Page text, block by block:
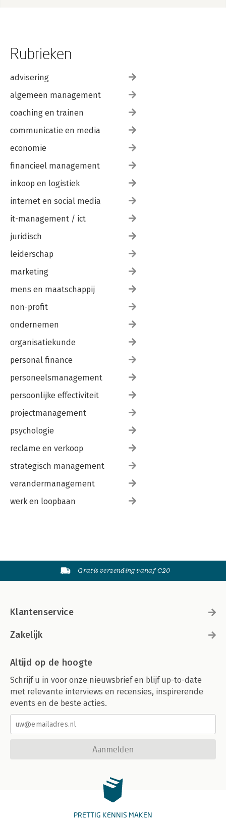
Rubrieken
advisering
algemeen management
coaching en trainen
communicatie en media
economie
financieel management
inkoop en logistiek
internet en social media
it-management / ict
juridisch
leiderschap
marketing
mens en maatschappij
non-profit
ondernemen
organisatiekunde
personal finance
personeelsmanagement
persoonlijke effectiviteit
projectmanagement
psychologie
reclame en verkoop
strategisch management
verandermanagement
werk en loopbaan
Gratis verzending vanaf €20
Klantenservice
Zakelijk
Altijd op de hoogte
Schrijf u in voor onze nieuwsbrief en blijf up-to-date
met relevante interviews en recensies, inspirerende
events en de beste acties.
Aanmelden
PRETTIG KENNIS MAKEN